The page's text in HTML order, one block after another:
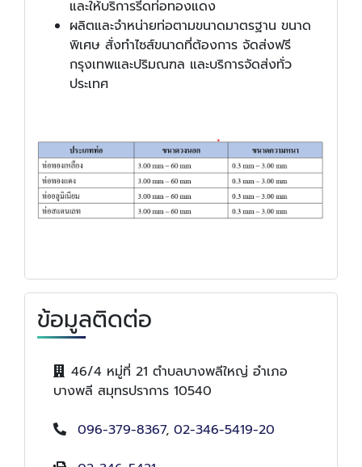
และให้บริการรีดท่อทองแดง
ผลิตและจำหน่ายท่อตามขนาดมาตรฐาน ขนาด
พิเศษ สั่งทำไซส์ขนาดที่ต้องการ จัดส่งฟรี
กรุงเทพและปริมณฑล และบริการจัดส่งทั่ว
ประเทศ
ข้อมูลติดต่อ
46/4 หมู่ที่ 21 ตำบลบางพลีใหญ่ อำเภอ
บางพลี สมุทรปราการ 10540
096-379-8367, 02-346-5419-20